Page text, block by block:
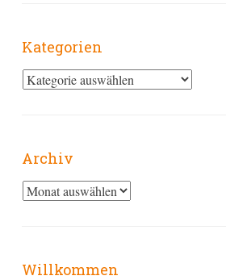
Kategorien
Kategorien
Archiv
Archiv
Willkommen